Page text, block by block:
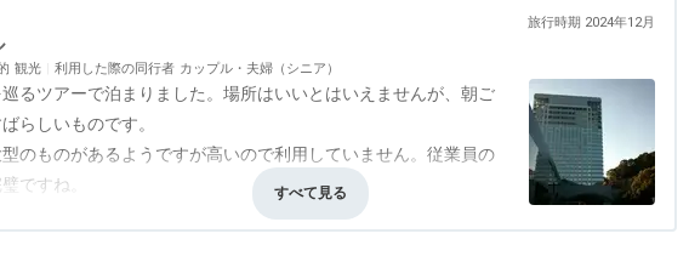
旅行時期 2024年12月
観光 利用した際の同行者 カップル・夫婦（シニア）
るツアーで泊まりました。場所はいいとはいえませんが、朝ご
らしいものです。
のものがあるようですが高いので利用していません。従業員の
ですね。
5.0 バリアフリー評価なし